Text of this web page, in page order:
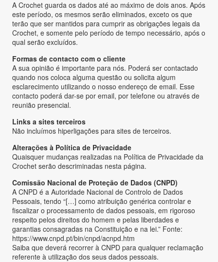
A Crochet guarda os dados até ao máximo de dois anos. Após
este período, os mesmos serão eliminados, exceto os que
terão que ser mantidos para cumprir as obrigações legais da
Crochet, e somente pelo período de tempo necessário, após o
qual serão excluídos.
Formas de contacto com o cliente
A sua opinião é importante para nós. Poderá ser contactado
quando nos coloca alguma questão ou solicita algum
esclarecimento utilizando o nosso endereço de email. Esse
contacto poderá dar-se por email, por telefone ou através de
reunião presencial.
Links a sites terceiros
Não incluímos hiperligações para sites de terceiros.
Alterações à Política de Privacidade
Quaisquer mudanças realizadas na Política de Privacidade da
Crochet serão descriminadas nesta página.
Comissão Nacional de Proteção de Dados (CNPD)
A CNPD é a Autoridade Nacional de Controlo de Dados
Pessoais, tendo “[…] como atribuição genérica controlar e
fiscalizar o processamento de dados pessoais, em rigoroso
respeito pelos direitos do homem e pelas liberdades e
garantias consagradas na Constituição e na lei.” Fonte:
https://www.cnpd.pt/bin/cnpd/acnpd.htm
Saiba que deverá recorrer à CNPD para qualquer reclamação
referente à utilização dos seus dados pessoais.